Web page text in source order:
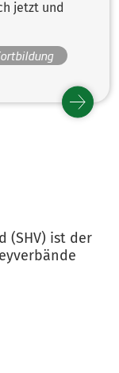
jetzt und
(SHV) ist der